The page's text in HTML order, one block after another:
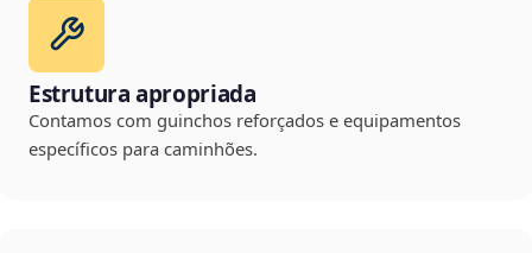
Estrutura apropriada
Contamos com guinchos reforçados e equipamentos
específicos para caminhões.